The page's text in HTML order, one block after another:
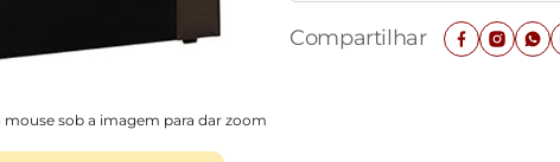
mouse sob a imagem para dar zoom
Compartilhar